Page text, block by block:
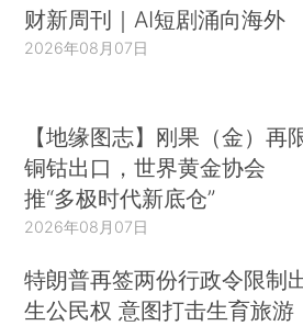
财新周刊｜AI短剧涌向海外
2026年08月07日
【地缘图志】刚果（金）再
铜钴出口，世界黄金协会
推“多极时代新底仓”
2026年08月07日
特朗普再签两份行政令限制
生公民权 意图打击生育旅游